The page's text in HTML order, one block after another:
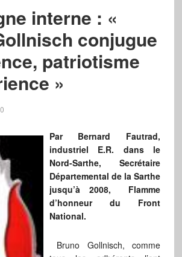
interne : «
conjugue
patriotisme
»
Par Bernard Fautrad,
industriel E.R. dans le
Nord-Sarthe, Secrétaire
Départemental de la Sarthe
jusqu’à 2008, Flamme
d’honneur du Front
National.
Bruno Gollnisch, comme